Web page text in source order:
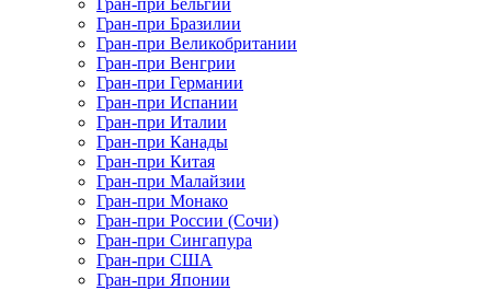
Гран-при Бельгии
Гран-при Бразилии
Гран-при Великобритании
Гран-при Венгрии
Гран-при Германии
Гран-при Испании
Гран-при Италии
Гран-при Канады
Гран-при Китая
Гран-при Малайзии
Гран-при Монако
Гран-при России (Сочи)
Гран-при Сингапура
Гран-при США
Гран-при Японии